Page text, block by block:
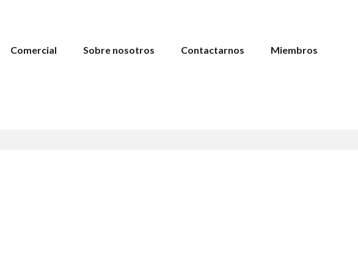
Comercial Sobre nosotros Contactarnos Miembros